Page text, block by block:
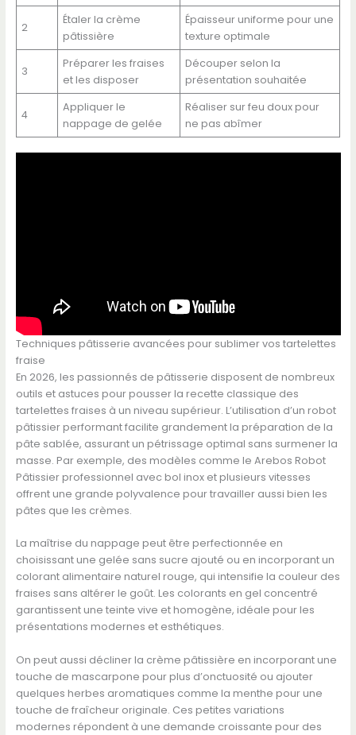
2
Étaler la crème
pâtissière
Épaisseur uniforme pour une
texture optimale
3
Préparer les fraises
et les disposer
Découper selon la
présentation souhaitée
4
Appliquer le
nappage de gelée
Réaliser sur feu doux pour
ne pas abîmer
Techniques pâtisserie avancées pour sublimer vos tartelettes
fraise
En 2026, les passionnés de pâtisserie disposent de nombreux
outils et astuces pour pousser la recette classique des
tartelettes fraises à un niveau supérieur. L’utilisation d’un robot
pâtissier performant facilite grandement la préparation de la
pâte sablée, assurant un pétrissage optimal sans surmener la
masse. Par exemple, des modèles comme le Arebos Robot
Pâtissier professionnel avec bol inox et plusieurs vitesses
offrent une grande polyvalence pour travailler aussi bien les
pâtes que les crèmes.
La maîtrise du nappage peut être perfectionnée en
choisissant une gelée sans sucre ajouté ou en incorporant un
colorant alimentaire naturel rouge, qui intensifie la couleur des
fraises sans altérer le goût. Les colorants en gel concentré
garantissent une teinte vive et homogène, idéale pour les
présentations modernes et esthétiques.
On peut aussi décliner la crème pâtissière en incorporant une
touche de mascarpone pour plus d’onctuosité ou ajouter
quelques herbes aromatiques comme la menthe pour une
touche de fraîcheur originale. Ces petites variations
modernes répondent à une demande croissante pour des